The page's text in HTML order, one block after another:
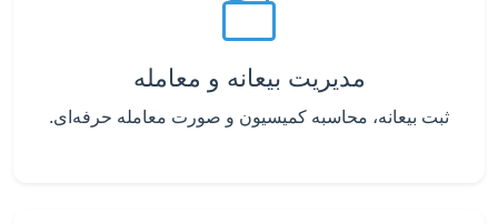
مدیریت بیعانه و معامله
ثبت بیعانه، محاسبه کمیسیون و صورت معامله حرفه‌ای.